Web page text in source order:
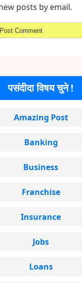
posts by email.
पसंदीदा विषय चुने !
Amazing Post
Banking
Business
Franchise
Insurance
Jobs
Loans